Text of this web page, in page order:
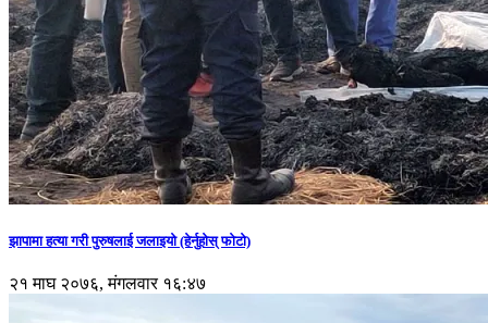
झापामा हत्या गरी पुरुषलाई जलाइयो (हेर्नुहाेस् फाेटाे)
२१ माघ २०७६, मंगलवार १६:४७